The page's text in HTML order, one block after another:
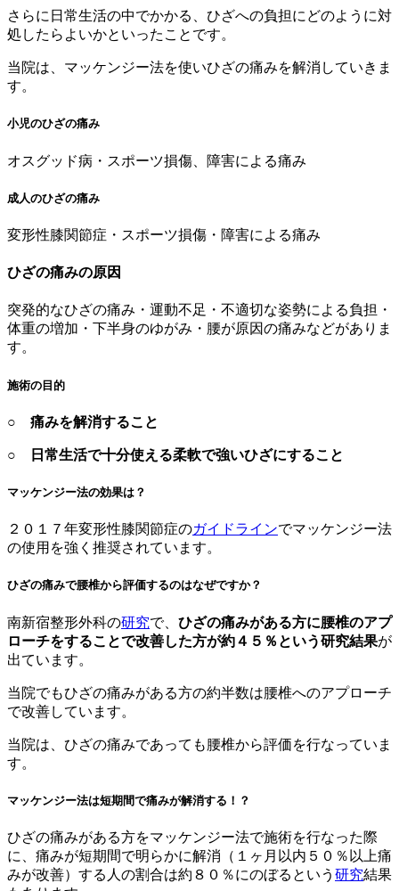
さらに日常生活の中でかかる、ひざへの負担にどのように対
処したらよいかといったことです。
当院は、マッケンジー法を使いひざの痛みを解消していきま
す。
小児のひざの痛み
オスグッド病・スポーツ損傷、障害による痛み
成人のひざの痛み
変形性膝関節症・スポーツ損傷・障害による痛み
ひざの痛みの原因
突発的なひざの痛み・運動不足・不適切な姿勢による負担・
体重の増加・下半身のゆがみ・腰が原因の痛みなどがありま
す。
施術の目的
○ 痛みを解消すること
○ 日常生活で十分使える柔軟で強いひざにすること
マッケンジー法の効果は？
２０１７年変形性膝関節症のガイドラインでマッケンジー法
の使用を強く推奨されています。
ひざの痛みで腰椎から評価するのはなぜですか？
南新宿整形外科の研究で、 ひざの痛みがある方に腰椎のアプ
ローチをすることで改善した方が約４５％という研究結果が
出ています。
当院でもひざの痛みがある方の約半数は腰椎へのアプローチ
で改善しています。
当院は、ひざの痛みであっても腰椎から評価を行なっていま
す。
マッケンジー法は短期間で痛みが解消する！？
ひざの痛みがある方をマッケンジー法で施術を行なった際
に、痛みが短期間で明らかに解消（１ヶ月以内５０％以上痛
みが改善）する人の割合は約８０％にのぼるという 研究結果